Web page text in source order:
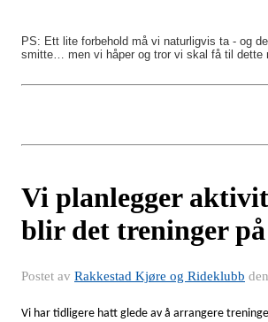
PS: Ett lite forbehold må vi naturligvis ta - og
smitte… men vi håper og tror vi skal få til dette
Vi planlegger
blir det treninger
Postet av Rakkestad Kjøre og Rideklubb den
Vi har tidligere hatt glede av å arrangere